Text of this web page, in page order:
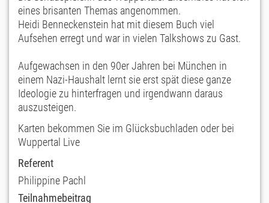
eines brisanten Themas angenommen.
Heidi Benneckenstein hat mit diesem Buch viel
Aufsehen erregt und war in vielen Talkshows zu Gast.
Aufgewachsen in den 90er Jahren bei München in
einem Nazi-Haushalt lernt sie erst spät diese ganze
Ideologie zu hinterfragen und irgendwann daraus
auszusteigen.
Karten bekommen Sie im Glücksbuchladen oder bei
Wuppertal Live
Referent
Philippine Pachl
Teilnahmebeitrag